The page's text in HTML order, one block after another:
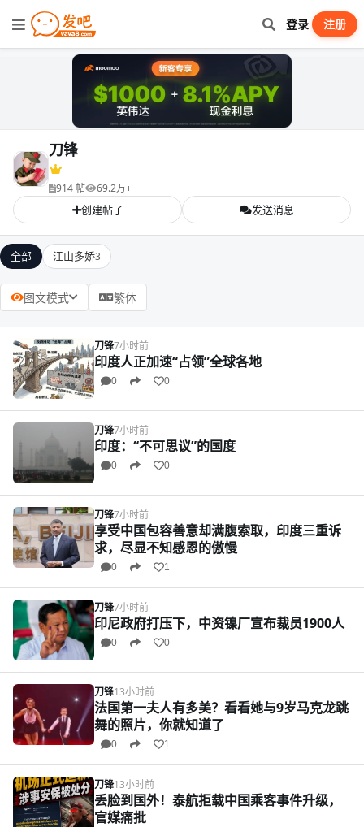
登录 注册
刀锋
914 帖 69.2万+
创建帖子 发送消息
全部 江山多娇3
图文模式 繁体
刀锋7小时前
印度人正加速“占领”全球各地
0 0
刀锋7小时前
印度：“不可思议”的国度
0 0
刀锋7小时前
享受中国包容善意却满腹索取，印度三重诉
求，尽显不知感恩的傲慢
0 1
刀锋7小时前
印尼政府打压下，中资镍厂宣布裁员1900人
0 0
刀锋13小时前
法国第一夫人有多美？看看她与9岁马克龙跳
舞的照片，你就知道了
0 1
刀锋13小时前
丢脸到国外！泰航拒载中国乘客事件升级，
官媒痛批